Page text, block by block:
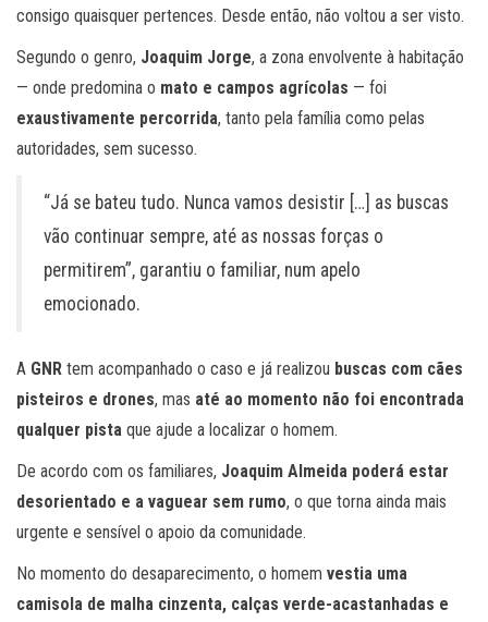
consigo quaisquer pertences. Desde então, não voltou a ser visto.
Segundo o genro, Joaquim Jorge, a zona envolvente à habitação
— onde predomina o mato e campos agrícolas — foi
exaustivamente percorrida, tanto pela família como pelas
autoridades, sem sucesso.
“Já se bateu tudo. Nunca vamos desistir […] as buscas
vão continuar sempre, até as nossas forças o
permitirem”, garantiu o familiar, num apelo
emocionado.
A GNR tem acompanhado o caso e já realizou buscas com cães
pisteiros e drones, mas até ao momento não foi encontrada
qualquer pista que ajude a localizar o homem.
De acordo com os familiares, Joaquim Almeida poderá estar
desorientado e a vaguear sem rumo, o que torna ainda mais
urgente e sensível o apoio da comunidade.
No momento do desaparecimento, o homem vestia uma
camisola de malha cinzenta, calças verde-acastanhadas e